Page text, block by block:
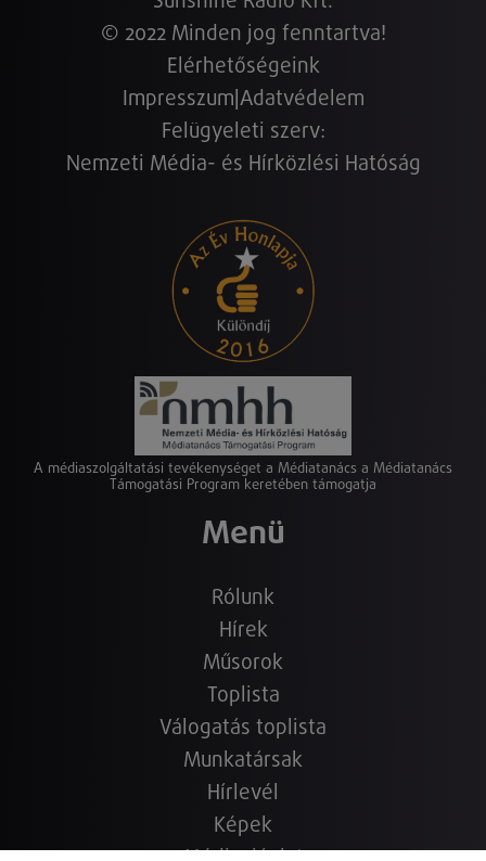
© 2022 Minden jog fenntartva!
Elérhetőségeink
Impresszum Adatvédelem
Felügyeleti szerv:
Nemzeti Média- és Hírközlési Hatóság
A médiaszolgáltatási tevékenységet a Médiatanács a Médiatanács
Támogatási Program keretében támogatja
Menü
Rólunk
Hírek
Műsorok
Toplista
Válogatás toplista
Munkatársak
Hírlevél
Képek